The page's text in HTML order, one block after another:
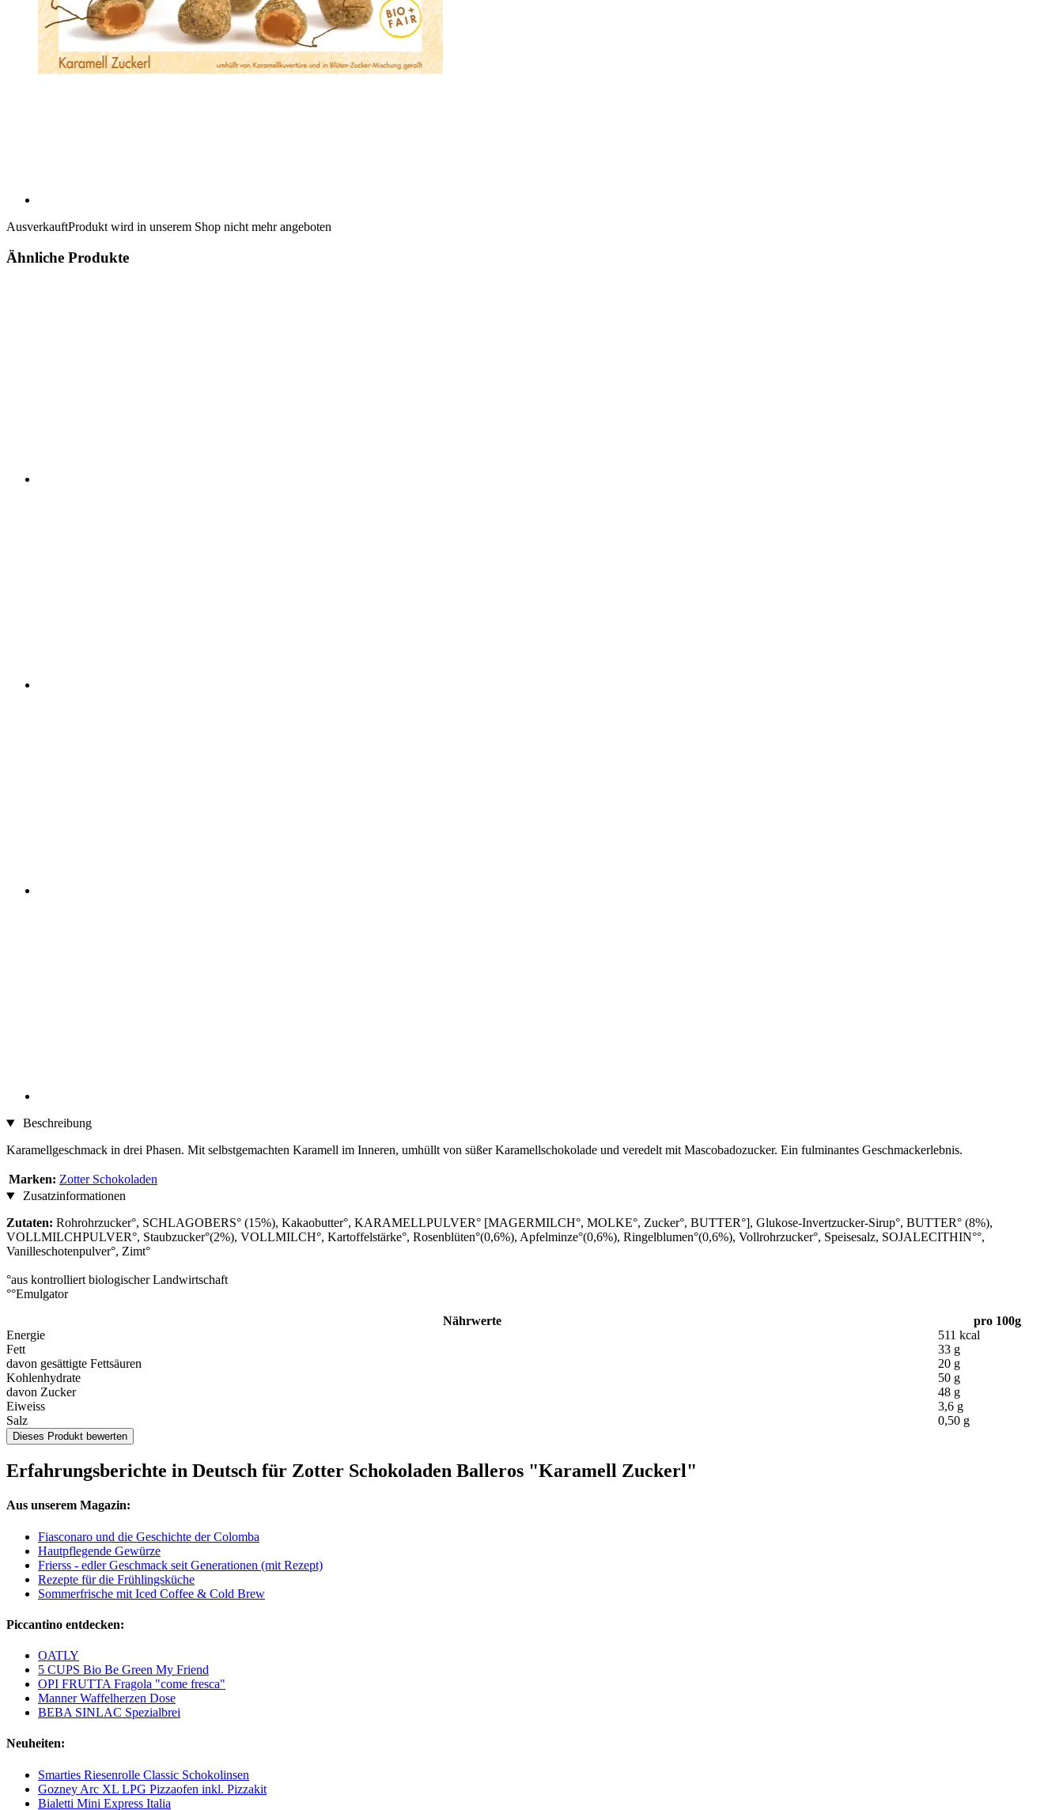
AusverkauftProdukt wird in unserem Shop nicht mehr angeboten
Ähnliche Produkte
Beschreibung
Karamellgeschmack in drei Phasen. Mit selbstgemachten Karamell im Inneren, umhüllt von süßer Karamellschokolade und veredelt mit Mascobadozucker. Ein fulminantes Geschmackerlebnis.
Marken: Zotter Schokoladen
Zusatzinformationen
Zutaten: Rohrohrzucker°, SCHLAGOBERS° (15%), Kakaobutter°, KARAMELLPULVER° [MAGERMILCH°, MOLKE°, Zucker°, BUTTER°], Glukose-Invertzucker-Sirup°, BUTTER° (8%),
VOLLMILCHPULVER°, Staubzucker°(2%), VOLLMILCH°, Kartoffelstärke°, Rosenblüten°(0,6%), Apfelminze°(0,6%), Ringelblumen°(0,6%), Vollrohrzucker°, Speisesalz, SOJALECITHIN°°,
Vanilleschotenpulver°, Zimt°
°aus kontrolliert biologischer Landwirtschaft
°°Emulgator
Nährwerte
pro 100g
Energie
511 kcal
Fett
33 g
davon gesättigte Fettsäuren
20 g
Kohlenhydrate
50 g
davon Zucker
48 g
Eiweiss
3,6 g
Salz
0,50 g
Dieses Produkt bewerten
Erfahrungsberichte in Deutsch für Zotter Schokoladen Balleros "Karamell Zuckerl"
Aus unserem Magazin:
Fiasconaro und die Geschichte der Colomba
Hautpflegende Gewürze
Frierss - edler Geschmack seit Generationen (mit Rezept)
Rezepte für die Frühlingsküche
Sommerfrische mit Iced Coffee & Cold Brew
Piccantino entdecken:
OATLY
5 CUPS Bio Be Green My Friend
OPI FRUTTA Fragola "come fresca"
Manner Waffelherzen Dose
BEBA SINLAC Spezialbrei
Neuheiten:
Smarties Riesenrolle Classic Schokolinsen
Gozney Arc XL LPG Pizzaofen inkl. Pizzakit
Bialetti Mini Express Italia